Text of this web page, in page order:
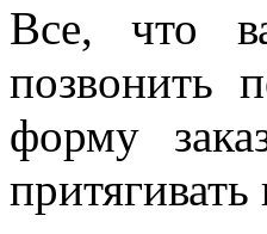
Все, что
позвонить
форму